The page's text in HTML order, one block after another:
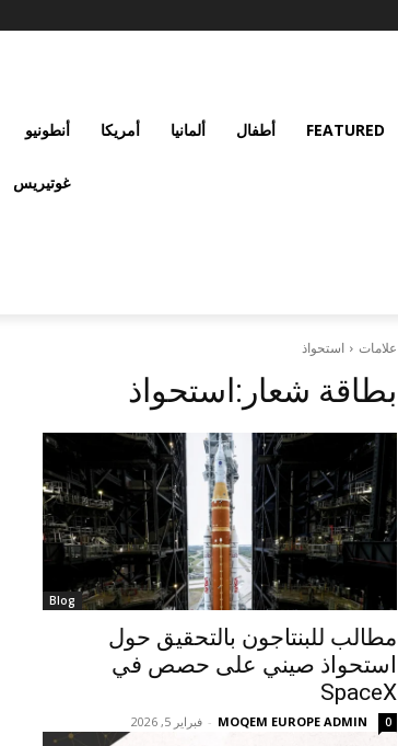
FEATURED أطفال ألمانيا أمريكا أنطونيو
غوتيريس
علامات استحواذ
بطاقة شعار:استحواذ
Blog
مطالب للبنتاجون بالتحقيق حول
استحواذ صيني على حصص في
SpaceX
MOQEM EUROPE ADMIN
- فبراير 5, 2026 0